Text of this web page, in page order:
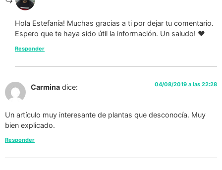
Hola Estefanía! Muchas gracias a ti por dejar tu comentario.
Espero que te haya sido útil la información. Un saludo! ❤️️
Responder
Carmina dice: 04/08/2019 a las 22:28
Un artículo muy interesante de plantas que desconocía. Muy
bien explicado.
Responder